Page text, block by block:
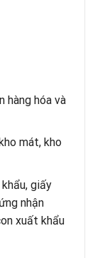
hàng hóa và
mát, kho
, giấy
nhận
xuất khẩu